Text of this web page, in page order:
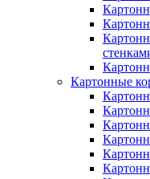
Картонные